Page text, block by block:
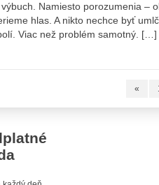
Namiesto porozumenia –
hlas. A nikto nechce byť
Viac než problém samotný. […]
«